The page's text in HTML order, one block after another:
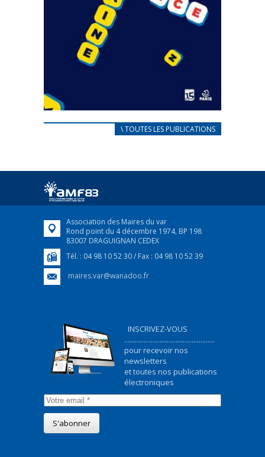
CARNET D’ACCUEIL
Afin d’accompagner au mieux les réfugiés
FEUILLETER
\ TOUTES LES PUBLICATIONS
Association des Maires du var
Rond point du 4 décembre 1974, BP 198
83007 DRAGUIGNAN CEDEX
Tél. : 04 98 10 52 30 / Fax : 04 98 10 52 39
maires.var@wanadoo.fr
INSCRIVEZ-VOUS
...................................................
pour recevoir nos
newsletters
et toutes nos publications
électroniques